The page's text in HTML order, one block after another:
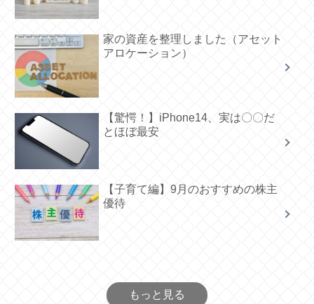
家の資産を整理しました（アセット
アロケーション）
【驚愕！】iPhone14、実は〇〇だ
とほぼ最安
【子育て編】9月のおすすめの株主
優待
もっと見る